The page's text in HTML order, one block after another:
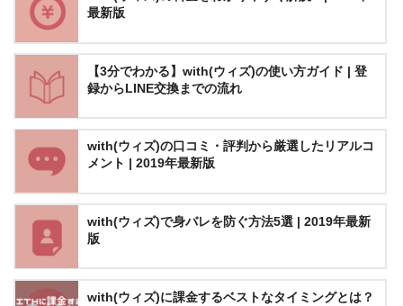
最新版
【3分でわかる】with(ウィズ)の使い方ガイド | 登
録からLINE交換までの流れ
with(ウィズ)の口コミ・評判から厳選したリアルコ
メント | 2019年最新版
with(ウィズ)で身バレを防ぐ方法5選 | 2019年最新
版
with(ウィズ)に課金するベストなタイミングとは？